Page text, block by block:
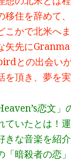
移住を辞めて
こかで北米へ
矢先に
との出会い
を頂き、夢を
恋文
ていたとは！
きな音楽を紹
「暗殺者の恋